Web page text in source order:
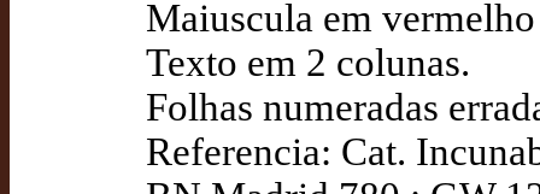
Maiuscula em
Texto em 2 colunas.
Folhas numeradas
Referencia: Cat.